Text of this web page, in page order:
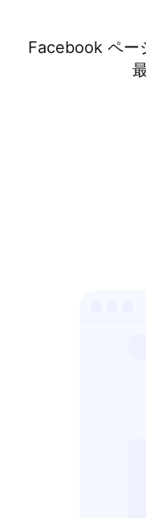
Facebook ペー